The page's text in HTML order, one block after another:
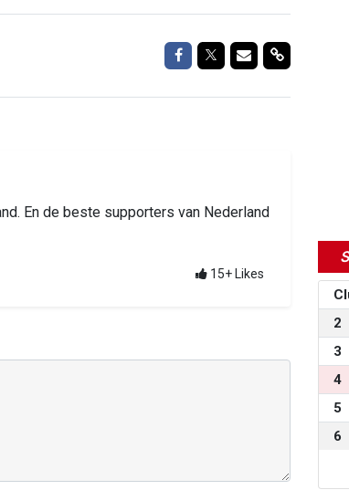
Delen op Facebook
Delen op Twitter
Delen via Mail
Delen link
En de beste supporters van Nederland
15+ Likes
2
3
4
5
6